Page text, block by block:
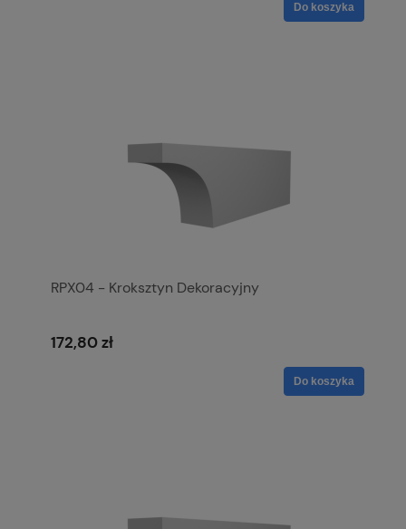
Do koszyka
RPX04 - Kroksztyn Dekoracyjny
172,80 zł
Do koszyka